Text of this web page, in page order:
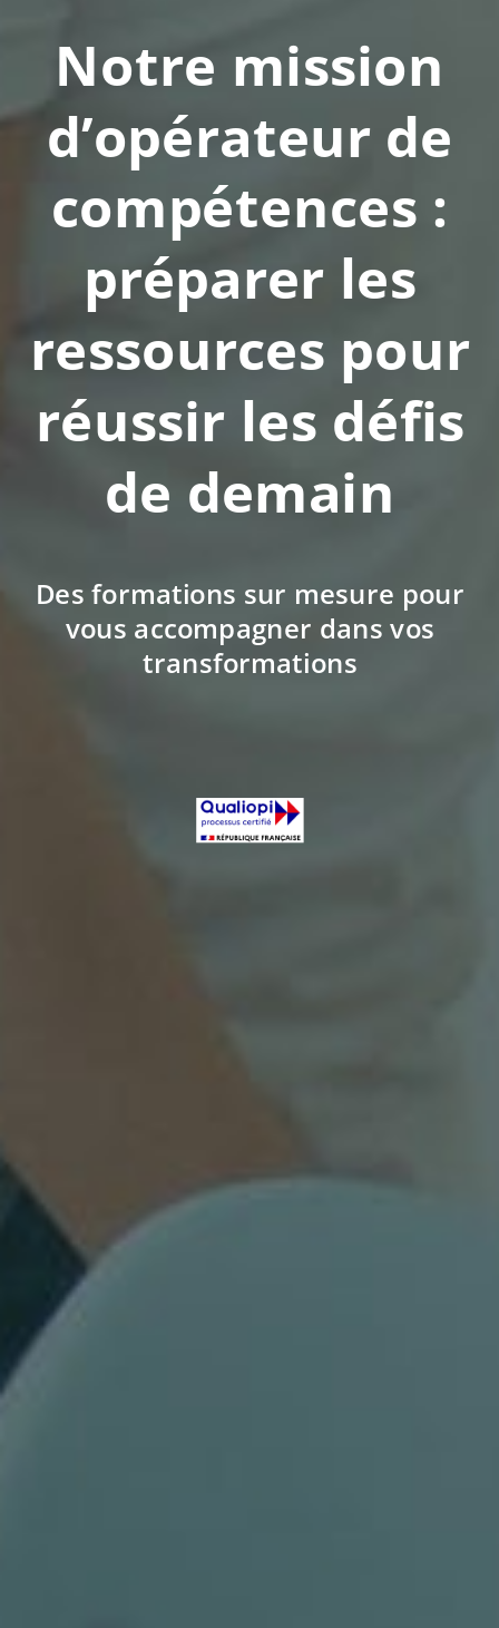
Notre mission
d’opérateur de
compétences :
préparer les
ressources pour
réussir les défis
de demain
Des formations sur mesure pour
vous accompagner dans vos
transformations